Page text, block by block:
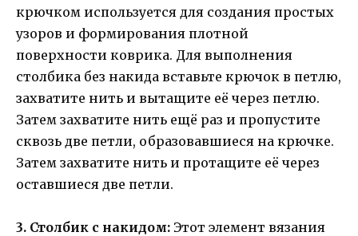
крючком используется для создания простых
узоров и формирования плотной
поверхности коврика. Для выполнения
столбика без накида вставьте крючок в петлю,
захватите нить и вытащите её через петлю.
Затем захватите нить ещё раз и пропустите
сквозь две петли, образовавшиеся на крючке.
Затем захватите нить и протащите её через
оставшиеся две петли.
3. Столбик с накидом: Этот элемент вязания